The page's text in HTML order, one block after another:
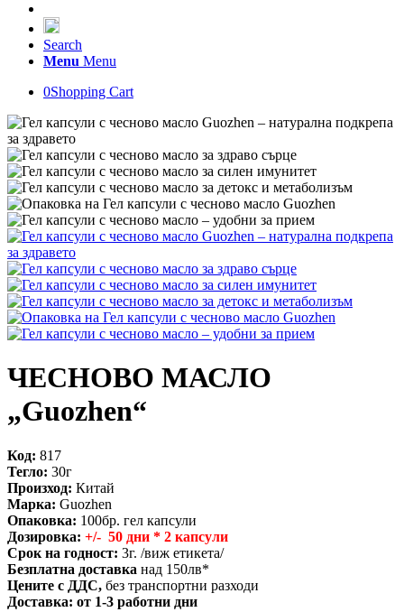
Search
Menu Menu
0Shopping Cart
ЧЕСНОВО МАСЛО
„Guozhen“
Код: 817
Тегло: 30г
Произход: Китай
Марка: Guozhen
Опаковка: 100бр. гел капсули
Дозировка: +/- 50 дни * 2 капсули
Срок на годност: 3г. /виж етикета/
Безплатна доставка над 150лв*
Цените с ДДС, без транспортни разходи
Доставка: от 1-3 работни дни